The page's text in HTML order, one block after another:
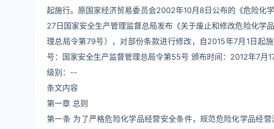
起施行。原国家经济贸易委员会2002年10月8日公布的《危险化
27日国家安全生产管理监督总局发布《关于废止和修改危险化学
理总局令第79号），对部份条款进行修改，自2015年7月1日起
号：国家安全生产监督管理总局令第55号 颁布时间：2012年7
级别：--
条文内容
第一章 总则
第一条 为了严格危险化学品经营安全条件，规范危险化学品经